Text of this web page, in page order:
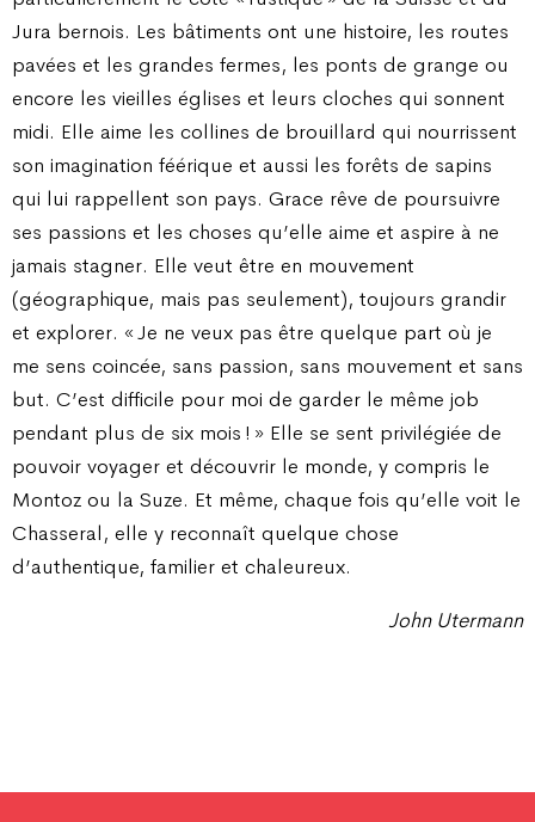
Jura bernois. Les bâtiments ont une histoire, les routes
pavées et les grandes fermes, les ponts de grange ou
encore les vieilles églises et leurs cloches qui sonnent
midi. Elle aime les collines de brouillard qui nourrissent
son imagination féérique et aussi les forêts de sapins
qui lui rappellent son pays. Grace rêve de poursuivre
ses passions et les choses qu’elle aime et aspire à ne
jamais stagner. Elle veut être en mouvement
(géographique, mais pas seulement), toujours grandir
et explorer. « Je ne veux pas être quelque part où je
me sens coincée, sans passion, sans mouvement et sans
but. C’est difficile pour moi de garder le même job
pendant plus de six mois ! » Elle se sent privilégiée de
pouvoir voyager et découvrir le monde, y compris le
Montoz ou la Suze. Et même, chaque fois qu’elle voit le
Chasseral, elle y reconnaît quelque chose
d’authentique, familier et chaleureux.
John Utermann